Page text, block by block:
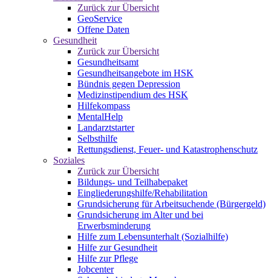
Zurück zur Übersicht
GeoService
Offene Daten
Gesundheit
Zurück zur Übersicht
Gesundheitsamt
Gesundheitsangebote im HSK
Bündnis gegen Depression
Medizinstipendium des HSK
Hilfekompass
MentalHelp
Landarztstarter
Selbsthilfe
Rettungsdienst, Feuer- und Katastrophenschutz
Soziales
Zurück zur Übersicht
Bildungs- und Teilhabepaket
Eingliederungshilfe/Rehabilitation
Grundsicherung für Arbeitsuchende (Bürgergeld)
Grundsicherung im Alter und bei
Erwerbsminderung
Hilfe zum Lebensunterhalt (Sozialhilfe)
Hilfe zur Gesundheit
Hilfe zur Pflege
Jobcenter